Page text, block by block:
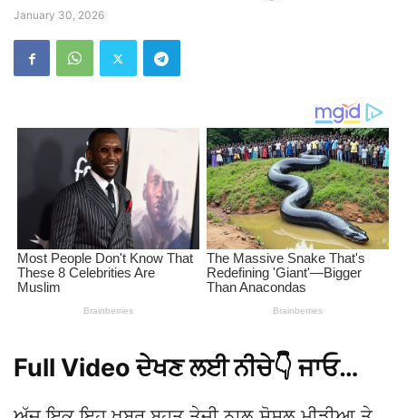
January 30, 2026
Full Video ਦੇਖਣ ਲਈ ਨੀਚੇ👇 ਜਾਓ…